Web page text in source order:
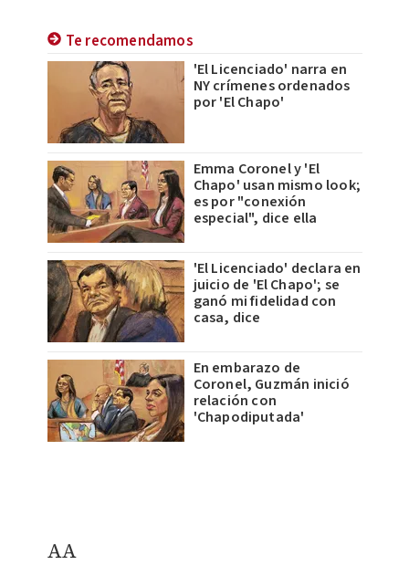
Te recomendamos
'El Licenciado' narra en
NY crímenes ordenados
por 'El Chapo'
Emma Coronel y 'El
Chapo' usan mismo look;
es por "conexión
especial", dice ella
'El Licenciado' declara en
juicio de 'El Chapo'; se
ganó mi fidelidad con
casa, dice
En embarazo de
Coronel, Guzmán inició
relación con
'Chapodiputada'
AA